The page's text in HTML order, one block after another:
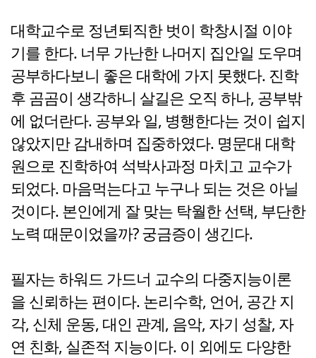
대학교수로 정년퇴직한 벗이 학창시절 이야
기를 한다. 너무 가난한 나머지 집안일 도우며
공부하다보니 좋은 대학에 가지 못했다. 진학
후 곰곰이 생각하니 살길은 오직 하나, 공부밖
에 없더란다. 공부와 일, 병행한다는 것이 쉽지
않았지만 감내하며 집중하였다. 명문대 대학
원으로 진학하여 석박사과정 마치고 교수가
되었다. 마음먹는다고 누구나 되는 것은 아닐
것이다. 본인에게 잘 맞는 탁월한 선택, 부단한
노력 때문이었을까? 궁금증이 생긴다.
필자는 하워드 가드너 교수의 다중지능이론
을 신뢰하는 편이다. 논리수학, 언어, 공간 지
각, 신체 운동, 대인 관계, 음악, 자기 성찰, 자
연 친화, 실존적 지능이다. 이 외에도 다양한